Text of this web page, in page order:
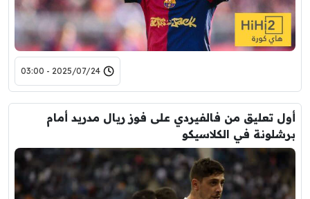
2025/07/24 - 03:00
أول تعليق من فالفيردي على فوز ريال مدريد أمام
برشلونة في الكلاسيكو